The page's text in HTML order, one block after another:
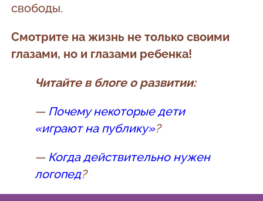
свободы.
Смотрите на жизнь не только своими
глазами, но и глазами ребенка!
Читайте в блоге о развитии:
— Почему некоторые дети
«играют на публику»?
— Когда действительно нужен
логопед?